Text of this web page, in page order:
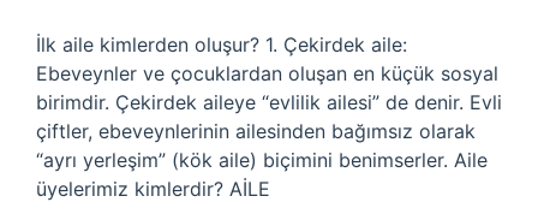
İlk aile kimlerden oluşur? 1. Çekirdek aile:
Ebeveynler ve çocuklardan oluşan en küçük sosyal
birimdir. Çekirdek aileye “evlilik ailesi” de denir. Evli
çiftler, ebeveynlerinin ailesinden bağımsız olarak
“ayrı yerleşim” (kök aile) biçimini benimserler. Aile
üyelerimiz kimlerdir? AİLE